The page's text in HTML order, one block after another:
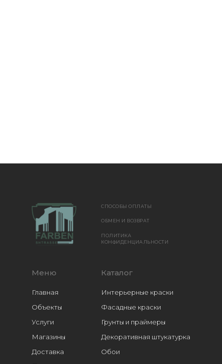
Каталог
Интерьерные краски
Фасадные краски
Грунты и праймеры
Декоративная штукатурка
Обои
Расходники
Меню
Главная
Объекты
Услуги
Магазины
Доставка
ОБМЕН И ВОЗВРАТ
СПОСОБЫ ОПЛАТЫ
ПОЛИТИКА
КОНФИДЕНЦИАЛЬНОСТИ